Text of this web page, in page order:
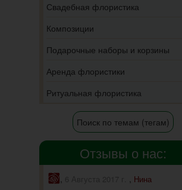
Свадебная флористика
Композиции
Подарочные наборы и корзины
Аренда флористики
Ритуальная флористика
Поиск по темам (тегам)
Отзывы о нас:
, , Нина